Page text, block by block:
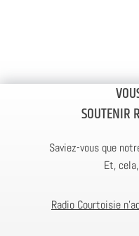
SOUTENIR
Saviez-vous que
Et, cela,
Radio Courtoisie